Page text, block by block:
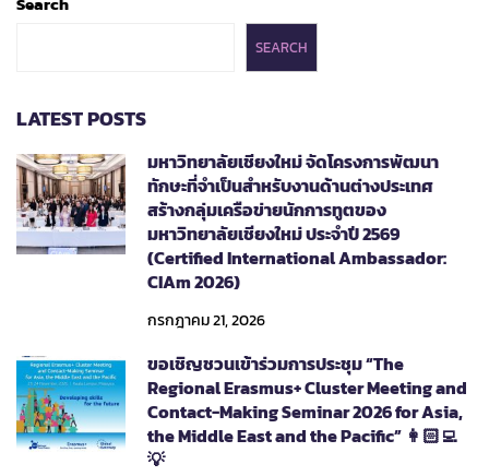
SEARCH
LATEST POSTS
มหาวิทยาลัยเชียงใหม่ จัดโครงการพัฒนา
ทักษะที่จำเป็นสำหรับงานด้านต่างประเทศ
สร้างกลุ่มเครือข่ายนักการทูตของ
มหาวิทยาลัยเชียงใหม่ ประจำปี 2569
(Certified International Ambassador:
CIAm 2026)
กรกฎาคม 21, 2026
ขอเชิญชวนเข้าร่วมการประชุม “The
Regional Erasmus+ Cluster Meeting and
Contact-Making Seminar 2026 for Asia,
the Middle East and the Pacific” 👩🏻‍💻
💡